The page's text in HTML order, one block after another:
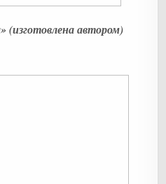
(изготовлена автором)